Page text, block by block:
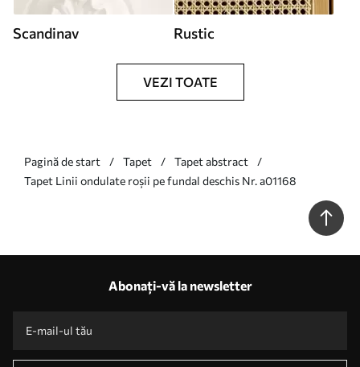
Scandinav Rustic
VEZI TOATE
Pagină de start Tapet
Tapet abstract
Tapet Linii ondulate roșii pe fundal deschis Nr. a01168
Abonați-vă la newsletter